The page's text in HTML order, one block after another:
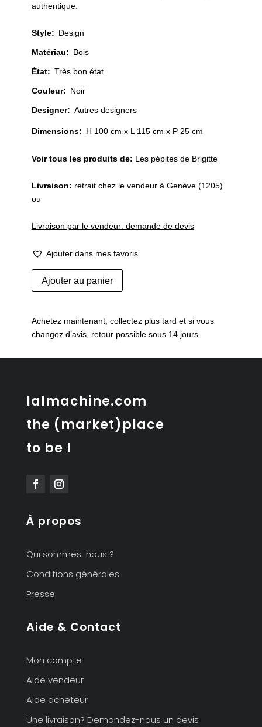
authentique.
Style: Design
Matériau: Bois
État: Très bon état
Couleur: Noir
Designer: Autres designers
Dimensions: H 100 cm x L 115 cm x P 25 cm
Voir tous les produits de: Les pépites de Brigitte
Livraison: retrait chez le vendeur à Genève (1205)
ou
Livraison par le vendeur: demande de devis
Ajouter dans mes favoris
quantité
de
(115
Karl
Ajouter au panier
Achetez maintenant, collectez plus tard et si vous
changez d’avis, retour possible sous 14 jours
lalmachine.com
the (market)place
to be !
À propos
Qui sommes-nous ?
Conditions générales
Presse
Aide & Contact
Mon compte
Aide vendeur
Aide acheteur
Une livraison? Demandez-nous un devis